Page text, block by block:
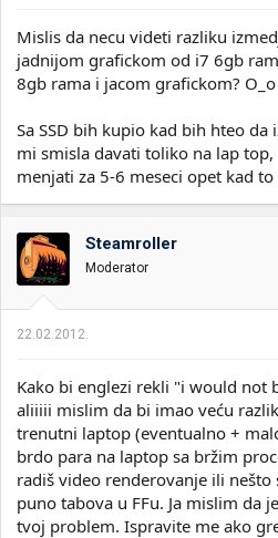
Mislis da necu videti razliku
jadnijom grafickom od i7 6gb
8gb rama i jacom grafickom? O_o
Sa SSD bih kupio kad bih hteo
mi smisla davati toliko na lap top,
menjati za 5-6 meseci opet kad
Steamroller
Moderator
22.02.2012.
Kako bi englezi rekli "i would not
aliiiii mislim da bi imao veću
trenutni laptop (eventualno +
brdo para na laptop sa bržim
radiš video renderovanje ili nešto
puno tabova u FFu. Ja mislim da
tvoj problem. Ispravite me ako